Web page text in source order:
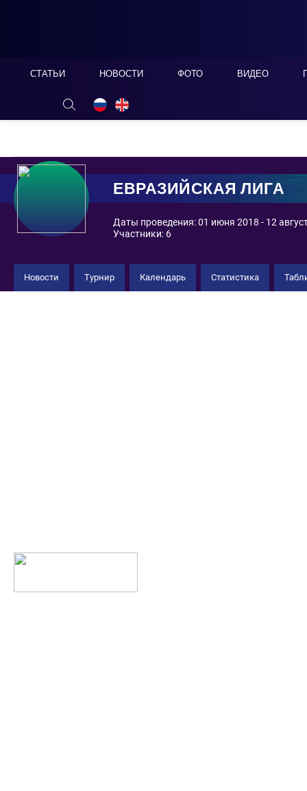
СТАТЬИ НОВОСТИ ФОТО ВИДЕО
ОНЛАЙН ТАБЛО СКРЫТЬ
ЕВРАЗИЙСКАЯ ЛИГА
2018 Евразийская лига
Новости Турнир Календарь Статистика